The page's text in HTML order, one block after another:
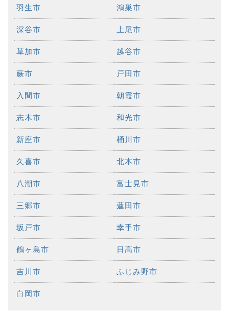
羽生市 鴻巣市
深谷市 上尾市
草加市 越谷市
蕨市 戸田市
入間市 朝霞市
志木市 和光市
新座市 桶川市
久喜市 北本市
八潮市 富士見市
三郷市 蓮田市
坂戸市 幸手市
鶴ヶ島市 日高市
吉川市 ふじみ野市
白岡市